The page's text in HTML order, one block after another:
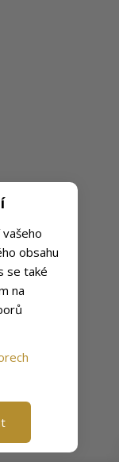
obsahu
se také
na